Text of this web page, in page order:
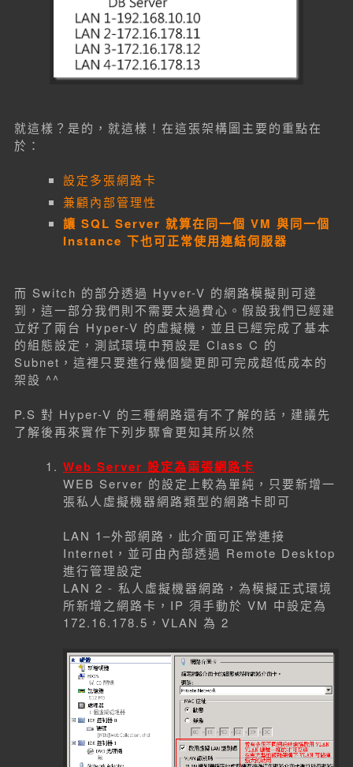
就這樣？是的，就這樣！在這張架構圖主要的重點在
於：
設定多張網路卡
兼顧內部管理性
讓 SQL Server 就算在同一個 VM 與同一個
Instance 下也可正常使用連結伺服器
而 Switch 的部分透過 Hyver-V 的網路模擬則可達
到，這一部分我們則不需要太過費心。假設我們已經建
立好了兩台 Hyper-V 的虛擬機，並且已經完成了基本
的組態設定，測試環境中預設是 Class C 的
Subnet，這裡只要進行幾個變更即可完成超低成本的
架設 ^^
P.S 對 Hyper-V 的三種網路還有不了解的話，建議先
了解後再來實作下列步驟會更知其所以然
Web Server 設定為兩張網路卡
WEB Server 的設定上較為單純，只要新增一
張私人虛擬機器網路類型的網路卡即可
LAN 1–外部網路，此介面可正常連接
Internet，並可由內部透過 Remote Desktop
進行管理設定
LAN 2 - 私人虛擬機器網路，為模擬正式環境
所新增之網路卡，IP 須手動於 VM 中設定為
172.16.178.5，VLAN 為 2